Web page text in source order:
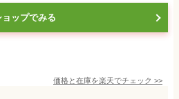
ョップでみる
価格と在庫を楽天でチェック >>